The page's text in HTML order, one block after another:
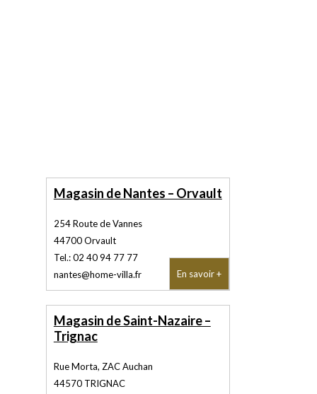
Magasin de Nantes – Orvault
254 Route de Vannes
44700 Orvault
Tel.:02 40 94 77 77
nantes@home-villa.fr
En savoir +
Magasin de Saint-Nazaire –
Trignac
Rue Morta, ZAC Auchan
44570 TRIGNAC